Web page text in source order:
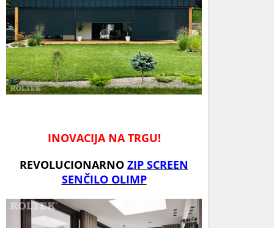
INOVACIJA NA TRGU!
REVOLUCIONARNO ZIP SCREEN
SENČILO OLIMP